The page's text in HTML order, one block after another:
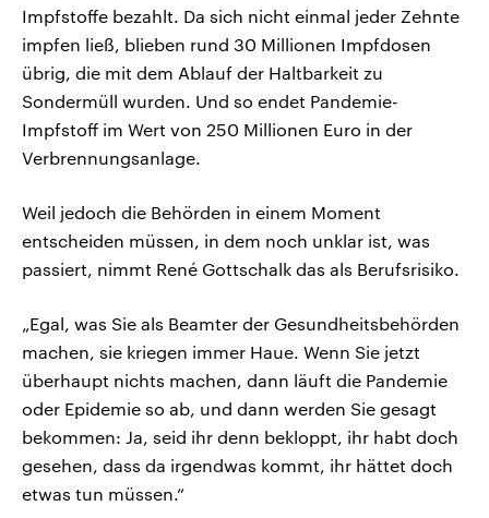
Impfstoffe bezahlt. Da sich nicht einmal jeder Zehnte
impfen ließ, blieben rund 30 Millionen Impfdosen
übrig, die mit dem Ablauf der Haltbarkeit zu
Sondermüll wurden. Und so endet Pandemie-
Impfstoff im Wert von 250 Millionen Euro in der
Verbrennungsanlage.
Weil jedoch die Behörden in einem Moment
entscheiden müssen, in dem noch unklar ist, was
passiert, nimmt René Gottschalk das als Berufsrisiko.
„Egal, was Sie als Beamter der Gesundheitsbehörden
machen, sie kriegen immer Haue. Wenn Sie jetzt
überhaupt nichts machen, dann läuft die Pandemie
oder Epidemie so ab, und dann werden Sie gesagt
bekommen: Ja, seid ihr denn bekloppt, ihr habt doch
gesehen, dass da irgendwas kommt, ihr hättet doch
etwas tun müssen.“